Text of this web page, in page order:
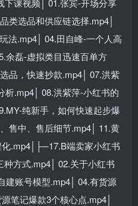
类选品和供应链选择.mp4│
法.mp4│ 04.田自峰-一个人高
余磊-虚拟类目迅速百单方
品，快速抄款.mp4│ 07.洪紫
析.mp4│ 08.洪紫萍-小红书的
纯新手，如何快速起步爆
售中、售后细节.mp4│ 11.黄
.mp4│├─17.B端卖家小红书
方式.mp4│ 02.关于小红书
建账号模型.mp4│ 04.有货源
笔记爆款3个核心点.mp4│